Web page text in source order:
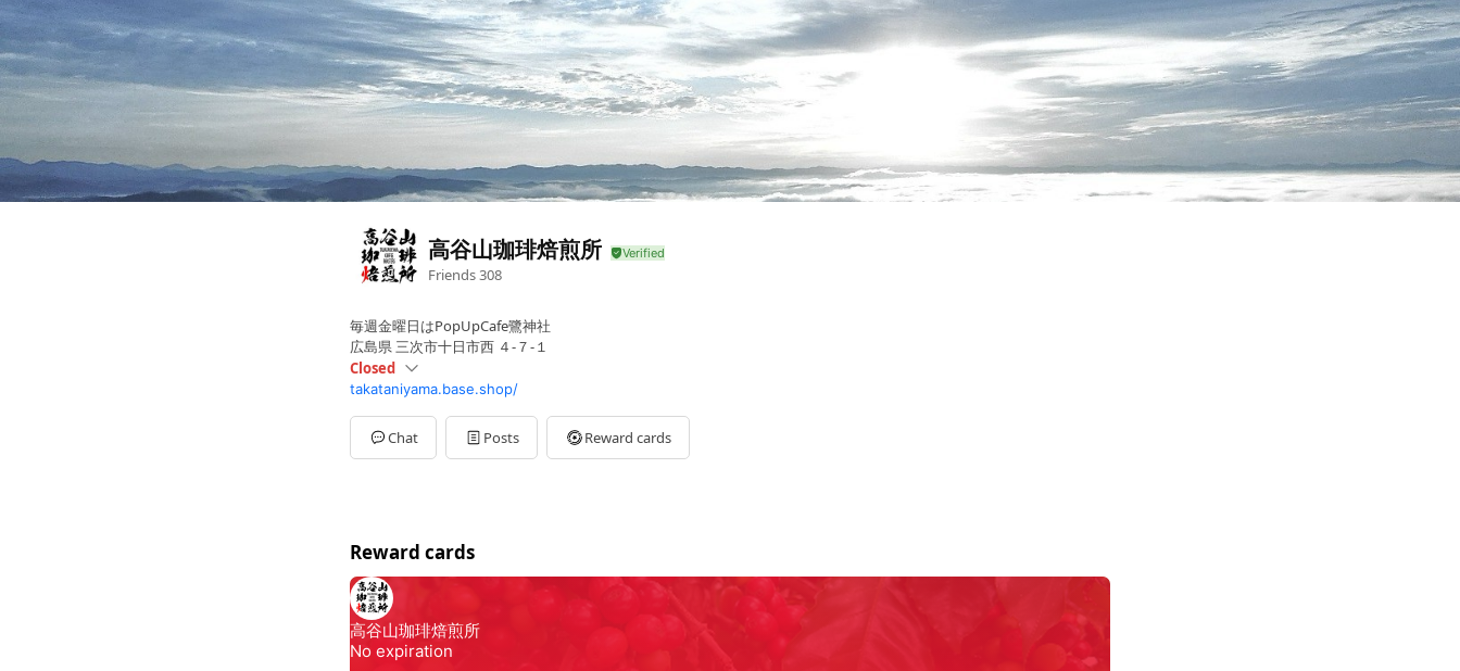
高谷山珈琲焙煎所
Friends308
毎週金曜日はPopUpCafe鷺神社
広島県 三次市十日市西 ４-７-１
Closed
Sun07:00 - 18:00
Mon10:00 - 18:00
Tue10:00 - 18:00
Wed10:00 - 18:00
takataniyama.base.shop/
Chat Posts Reward cards
Reward cards